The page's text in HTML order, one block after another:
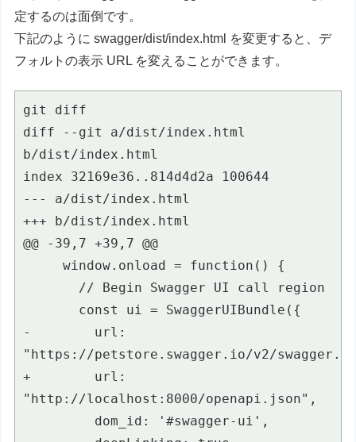
定するのは面倒です。
下記のように swagger/dist/index.html を変更すると、デ
フォルトの表示 URL を変えることができます。
git diff
diff --git a/dist/index.html
b/dist/index.html
index 32169e36..814d4d2a 100644
--- a/dist/index.html
+++ b/dist/index.html
@@ -39,7 +39,7 @@
     window.onload = function() {
-        url:
"https://petstore.swagger.io/v2/
+        url:
"http://localhost:8000/openapi.json",